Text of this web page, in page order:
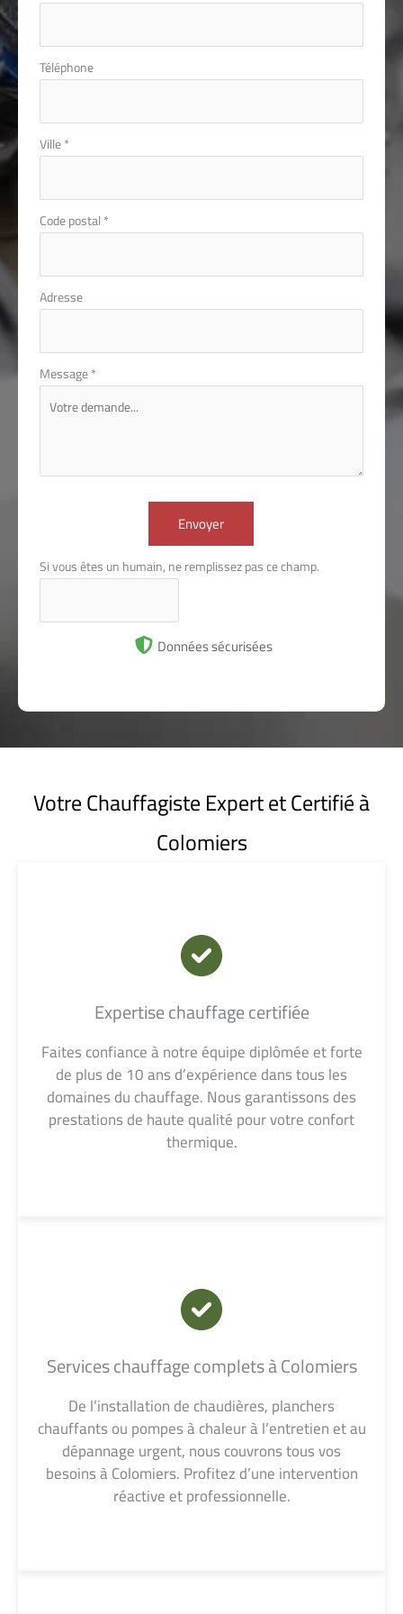
Téléphone
Ville*
Code postal*
Adresse
Message*
Envoyer
Si vous êtes un humain, ne remplissez pas ce champ.
Données sécurisées
Votre Chauffagiste Expert et Certifié à
Colomiers
Expertise chauffage certifiée
Faites confiance à notre équipe diplômée et forte
de plus de 10 ans d’expérience dans tous les
domaines du chauffage. Nous garantissons des
prestations de haute qualité pour votre confort
thermique.
Services chauffage complets à Colomiers
De l’installation de chaudières, planchers
chauffants ou pompes à chaleur à l’entretien et au
dépannage urgent, nous couvrons tous vos
besoins à Colomiers. Profitez d’une intervention
réactive et professionnelle.